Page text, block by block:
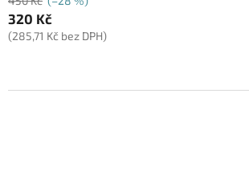
320 Kč
(285,71 Kč bez DPH)